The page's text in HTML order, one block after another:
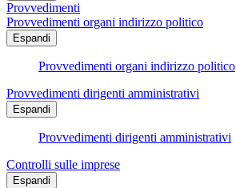
Provvedimenti
Provvedimenti organi indirizzo politico
Espandi
Provvedimenti organi indirizzo politico
Provvedimenti dirigenti amministrativi
Espandi
Provvedimenti dirigenti amministrativi
Controlli sulle imprese
Espandi